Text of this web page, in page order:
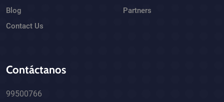
Blog
Contact Us
Partners
Contáctanos
99500766